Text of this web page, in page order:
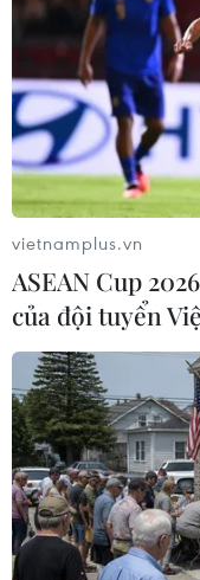
Đức: Lại xảy
đã có người
07/04/2018 15:05
Hãng tin DPA đưa
chiếc ô tô lao vào
Munster của Đức
vietnamplus.vn
ASEAN Cup
của đội tuyển